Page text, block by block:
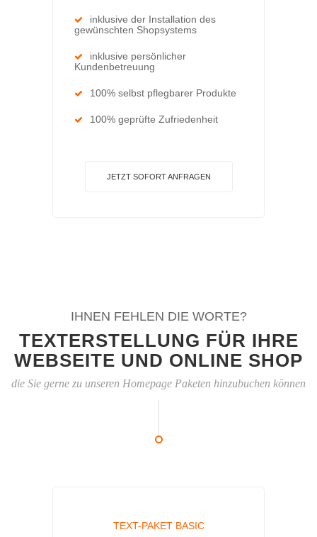
inklusive der Installation des
gewünschten Shopsystems
inklusive persönlicher
Kundenbetreuung
100% selbst pflegbarer Produkte
100% geprüfte Zufriedenheit
JETZT SOFORT ANFRAGEN
IHNEN FEHLEN DIE WORTE?
TEXTERSTELLUNG FÜR IHRE
WEBSEITE UND ONLINE SHOP
die Sie gerne zu unseren Homepage Paketen hinzubuchen können
TEXT-PAKET BASIC